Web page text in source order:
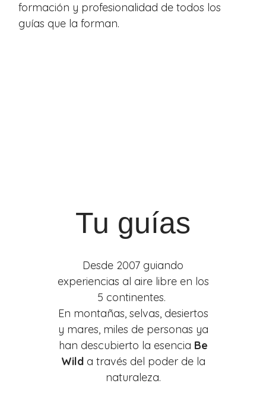
formación y profesionalidad de todos los
guías que la forman.
Tu guías
Desde 2007 guiando
experiencias al aire libre en los
5 continentes.
En montañas, selvas, desiertos
y mares, miles de personas ya
han descubierto la esencia Be
Wild a través del poder de la
naturaleza.